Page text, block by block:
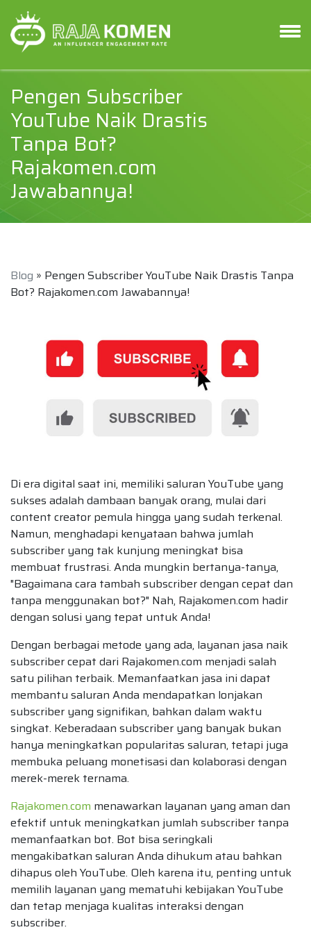
Pengen Subscriber
YouTube Naik Drastis
Tanpa Bot?
Rajakomen.com
Jawabannya!
Blog » Pengen Subscriber YouTube Naik Drastis Tanpa
Bot? Rajakomen.com Jawabannya!
Di era digital saat ini, memiliki saluran YouTube yang
sukses adalah dambaan banyak orang, mulai dari
content creator pemula hingga yang sudah terkenal.
Namun, menghadapi kenyataan bahwa jumlah
subscriber yang tak kunjung meningkat bisa
membuat frustrasi. Anda mungkin bertanya-tanya,
"Bagaimana cara tambah subscriber dengan cepat dan
tanpa menggunakan bot?" Nah, Rajakomen.com hadir
dengan solusi yang tepat untuk Anda!
Dengan berbagai metode yang ada, layanan jasa naik
subscriber cepat dari Rajakomen.com menjadi salah
satu pilihan terbaik. Memanfaatkan jasa ini dapat
membantu saluran Anda mendapatkan lonjakan
subscriber yang signifikan, bahkan dalam waktu
singkat. Keberadaan subscriber yang banyak bukan
hanya meningkatkan popularitas saluran, tetapi juga
membuka peluang monetisasi dan kolaborasi dengan
merek-merek ternama.
Rajakomen.com menawarkan layanan yang aman dan
efektif untuk meningkatkan jumlah subscriber tanpa
memanfaatkan bot. Bot bisa seringkali
mengakibatkan saluran Anda dihukum atau bahkan
dihapus oleh YouTube. Oleh karena itu, penting untuk
memilih layanan yang mematuhi kebijakan YouTube
dan tetap menjaga kualitas interaksi dengan
subscriber.